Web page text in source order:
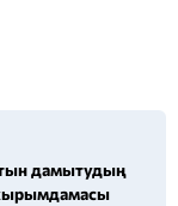
дамытудың